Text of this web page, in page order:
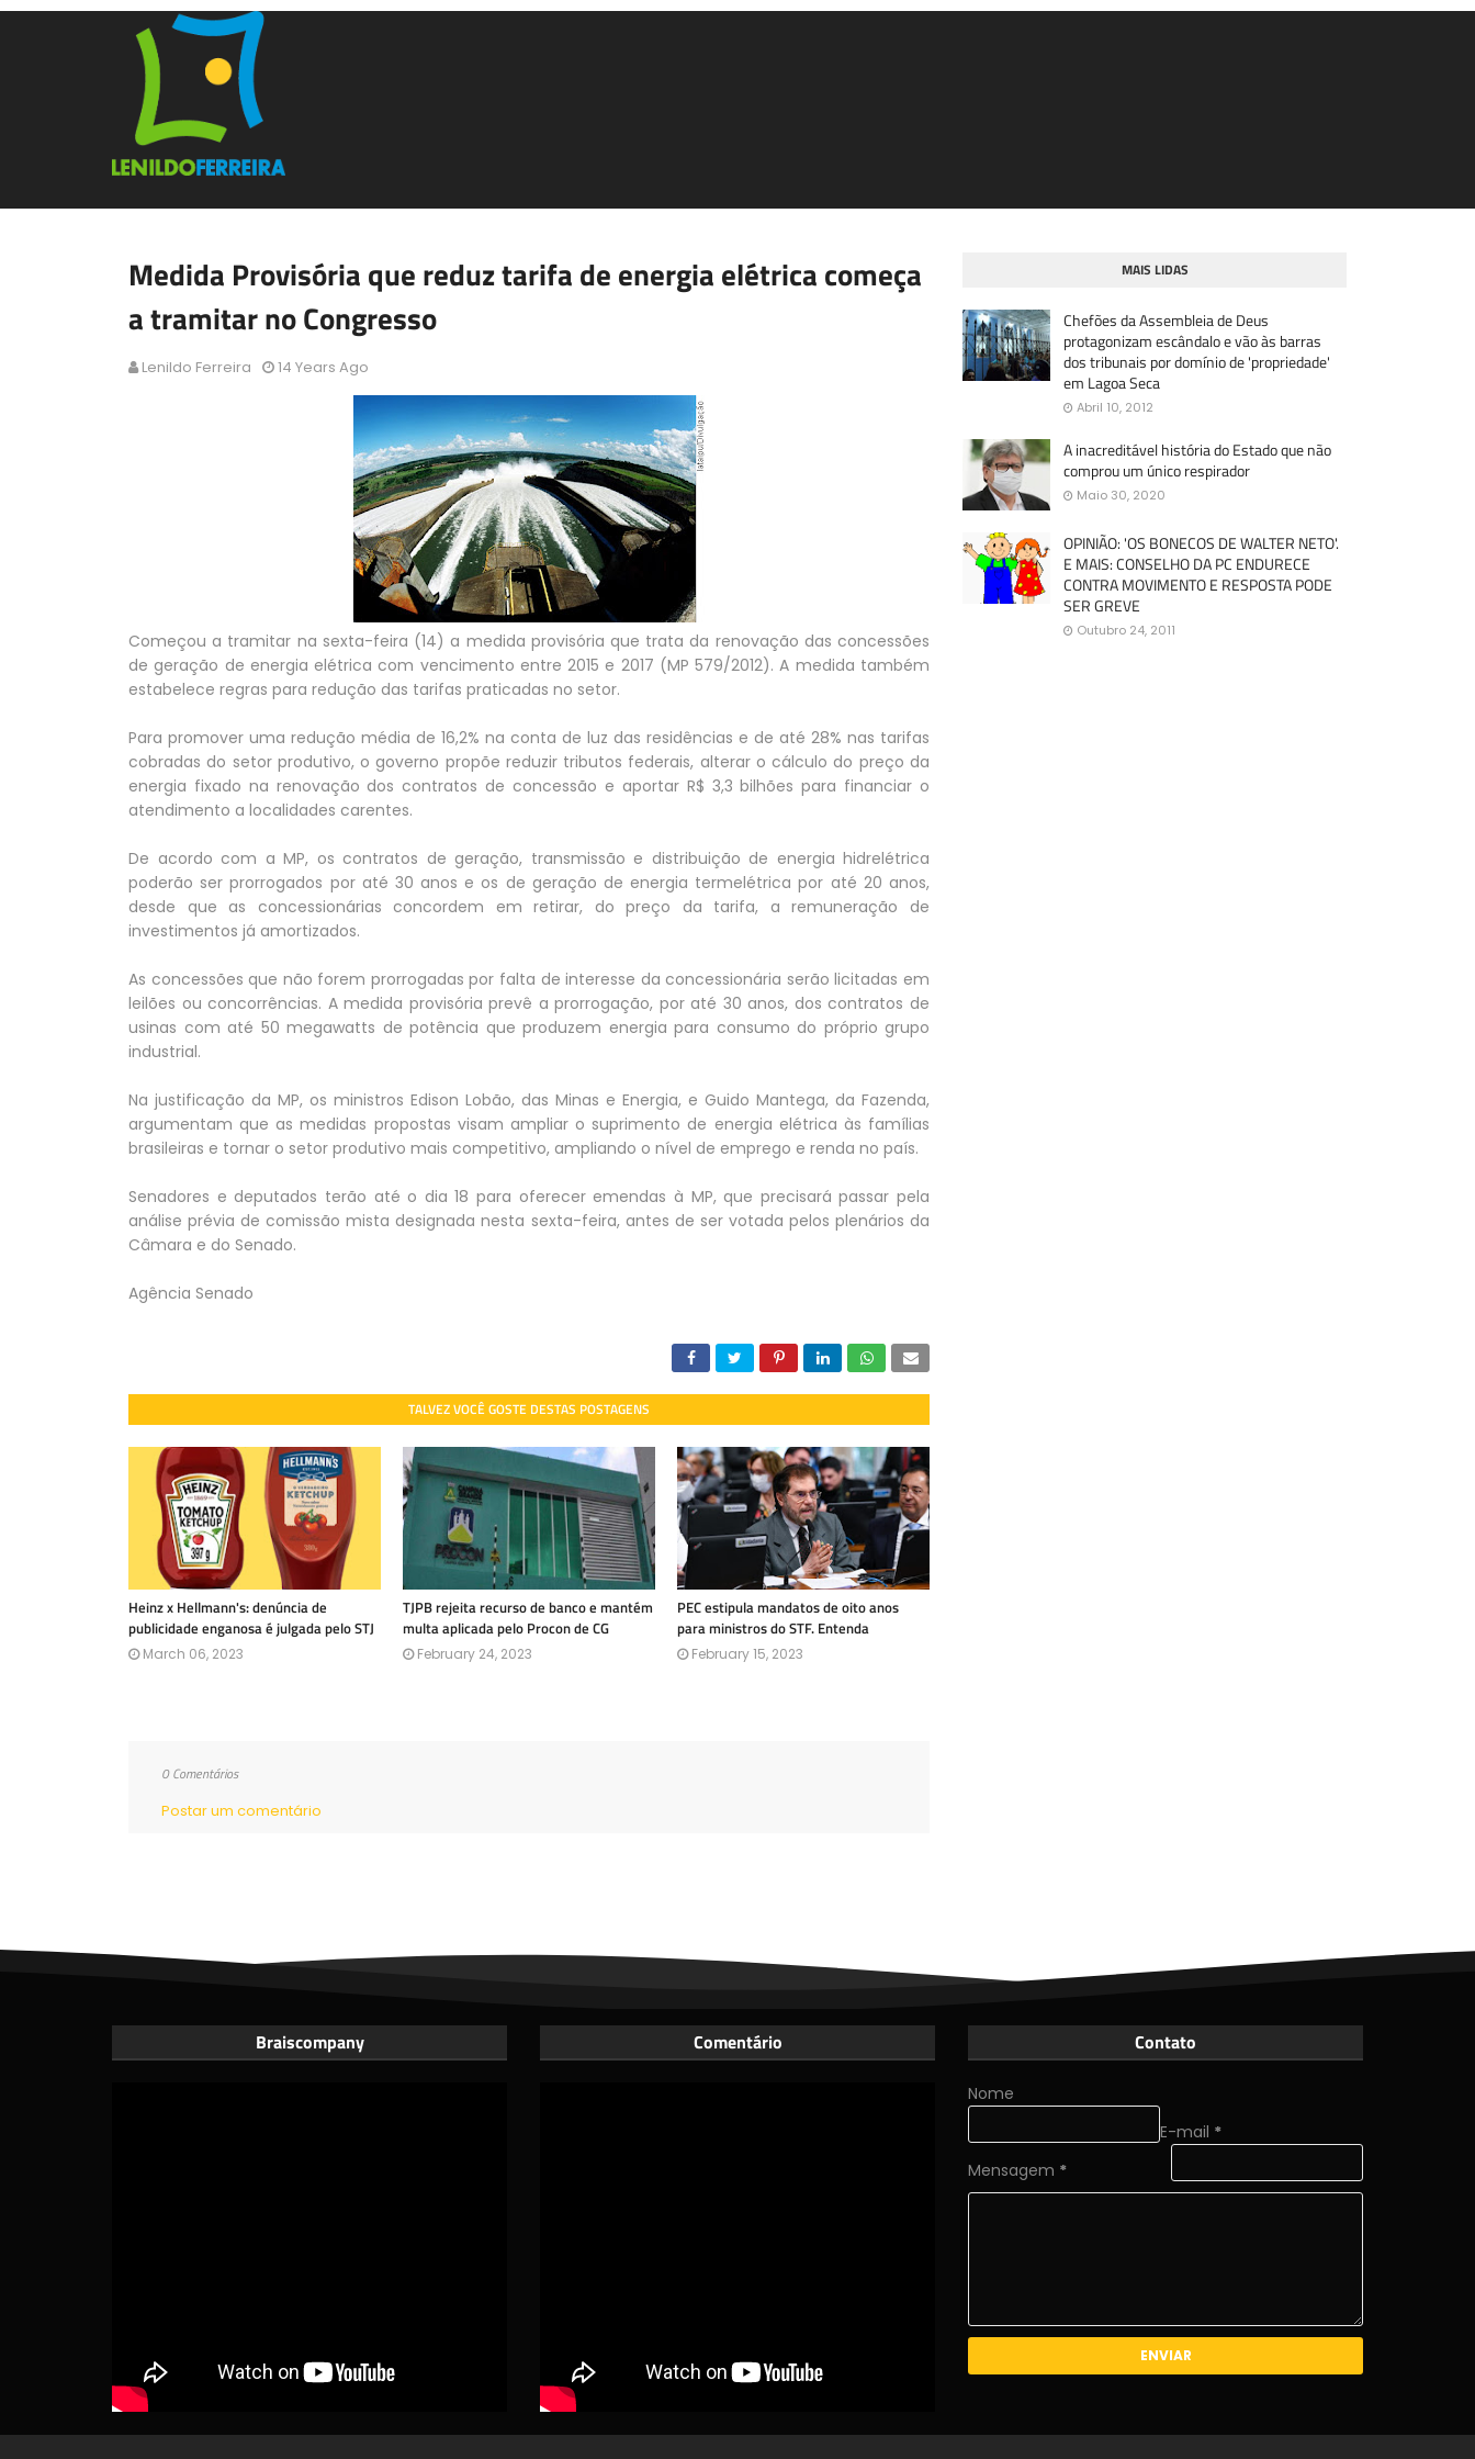
Medida Provisória que reduz tarifa de energia elétrica começa
a tramitar no Congresso
Lenildo Ferreira 14 Years Ago
Começou a tramitar na sexta-feira (14) a medida provisória que trata da renovação das concessões
de geração de energia elétrica com vencimento entre 2015 e 2017 (MP 579/2012). A medida também
estabelece regras para redução das tarifas praticadas no setor.
Para promover uma redução média de 16,2% na conta de luz das residências e de até 28% nas tarifas
cobradas do setor produtivo, o governo propõe reduzir tributos federais, alterar o cálculo do preço da
energia fixado na renovação dos contratos de concessão e aportar R$ 3,3 bilhões para financiar o
atendimento a localidades carentes.
De acordo com a MP, os contratos de geração, transmissão e distribuição de energia hidrelétrica
poderão ser prorrogados por até 30 anos e os de geração de energia termelétrica por até 20 anos,
desde que as concessionárias concordem em retirar, do preço da tarifa, a remuneração de
investimentos já amortizados.
As concessões que não forem prorrogadas por falta de interesse da concessionária serão licitadas em
leilões ou concorrências. A medida provisória prevê a prorrogação, por até 30 anos, dos contratos de
usinas com até 50 megawatts de potência que produzem energia para consumo do próprio grupo
industrial.
Na justificação da MP, os ministros Edison Lobão, das Minas e Energia, e Guido Mantega, da Fazenda,
argumentam que as medidas propostas visam ampliar o suprimento de energia elétrica às famílias
brasileiras e tornar o setor produtivo mais competitivo, ampliando o nível de emprego e renda no país.
Senadores e deputados terão até o dia 18 para oferecer emendas à MP, que precisará passar pela
análise prévia de comissão mista designada nesta sexta-feira, antes de ser votada pelos plenários da
Câmara e do Senado.
Agência Senado
TALVEZ VOCÊ GOSTE DESTAS POSTAGENS
Heinz x Hellmann's: denúncia de
publicidade enganosa é julgada pelo STJ
March 06, 2023
TJPB rejeita recurso de banco e mantém
multa aplicada pelo Procon de CG
February 24, 2023
PEC estipula mandatos de oito anos
para ministros do STF. Entenda
February 15, 2023
0 Comentários
Postar um comentário
MAIS LIDAS
Chefões da Assembleia de Deus
protagonizam escândalo e vão às barras
dos tribunais por domínio de 'propriedade'
em Lagoa Seca
Abril 10, 2012
A inacreditável história do Estado que não
comprou um único respirador
Maio 30, 2020
OPINIÃO: 'OS BONECOS DE WALTER NETO'.
E MAIS: CONSELHO DA PC ENDURECE
CONTRA MOVIMENTO E RESPOSTA PODE
SER GREVE
Outubro 24, 2011
Braiscompany Comentário Contato
Nome
E-mail *
Mensagem *